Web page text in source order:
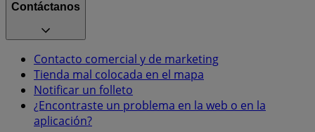
Contáctanos
Contacto comercial y de marketing
Tienda mal colocada en el mapa
Notificar un folleto
¿Encontraste un problema en la web o en la
aplicación?